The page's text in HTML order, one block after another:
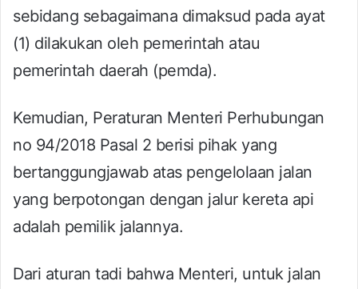
sebidang sebagaimana dimaksud pada ayat
(1) dilakukan oleh pemerintah atau
pemerintah daerah (pemda).
Kemudian, Peraturan Menteri Perhubungan
no 94/2018 Pasal 2 berisi pihak yang
bertanggungjawab atas pengelolaan jalan
yang berpotongan dengan jalur kereta api
adalah pemilik jalannya.
Dari aturan tadi bahwa Menteri, untuk jalan